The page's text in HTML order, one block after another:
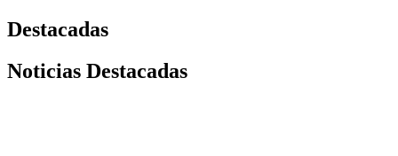
Destacadas
Noticias Destacadas